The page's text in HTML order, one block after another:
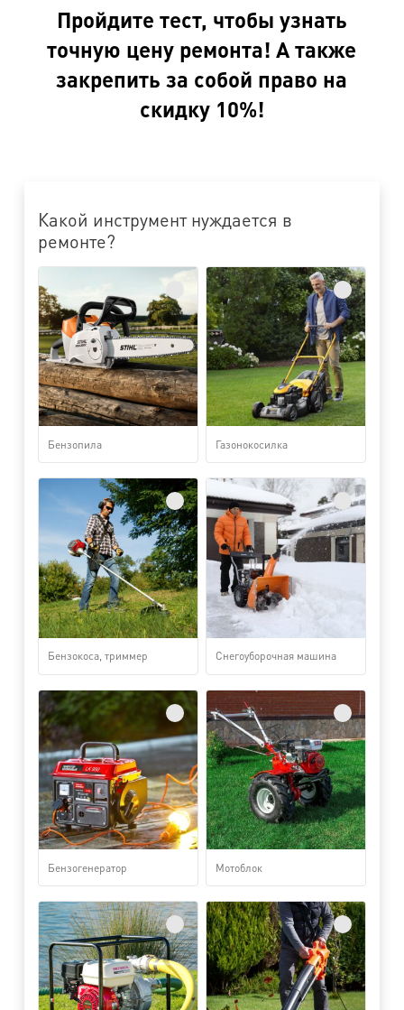
Пройдите тест, чтобы узнать
точную цену ремонта! А также
закрепить за собой право на
скидку 10%!
Какой инструмент нуждается в
ремонте?
Бензопила Газонокосилка
Бензокоса, триммер Снегоуборочная машина
Бензогенератор Мотоблок